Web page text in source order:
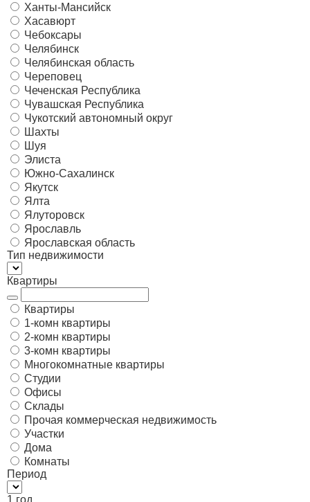
Ханты-Мансийск
Хасавюрт
Чебоксары
Челябинск
Челябинская область
Череповец
Чеченская Республика
Чувашская Республика
Чукотский автономный округ
Шахты
Шуя
Элиста
Южно-Сахалинск
Якутск
Ялта
Ялуторовск
Ярославль
Ярославская область
Тип недвижимости
Квартиры
Квартиры
1-комн квартиры
2-комн квартиры
3-комн квартиры
Многокомнатные квартиры
Студии
Офисы
Склады
Прочая коммерческая недвижимость
Участки
Дома
Комнаты
Период
1 год